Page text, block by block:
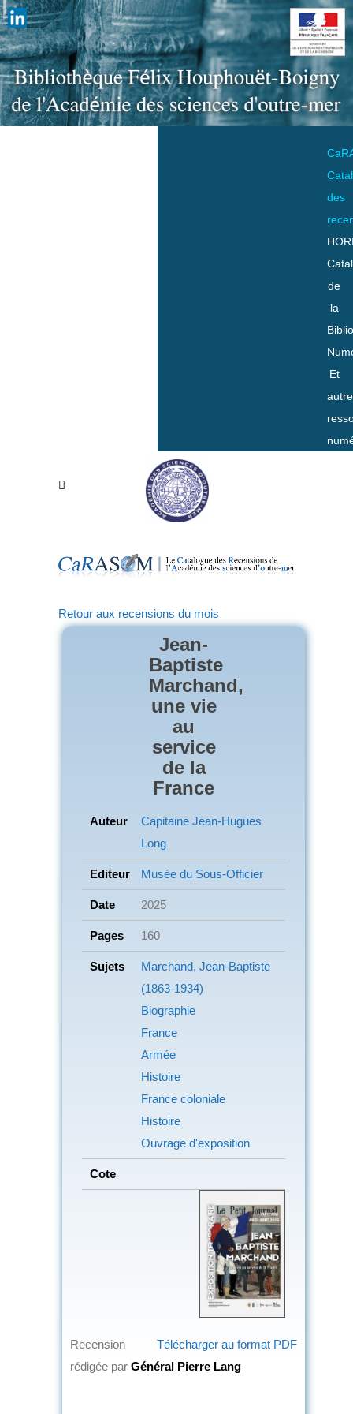
des
de
la
Et
Retour aux recensions du mois
Jean-
Baptiste
Marchand,
une vie
au
service
de la
France
Auteur
Capitaine Jean-Hugues
Long
Editeur Musée du Sous-Officier
Date 2025
Pages 160
Sujets
Marchand, Jean-Baptiste
(1863-1934)
Biographie
France
Armée
Histoire
France coloniale
Histoire
Ouvrage d'exposition
Cote
Télécharger au format PDF
Recension
rédigée par Général Pierre Lang